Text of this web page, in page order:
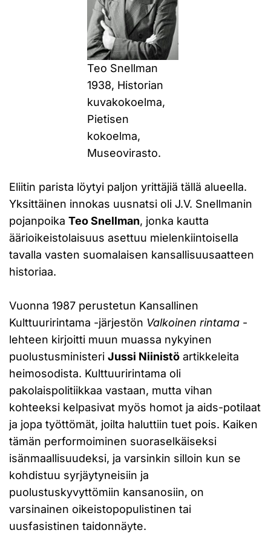
Teo Snellman
1938, Historian
kuvakokoelma,
Pietisen
kokoelma,
Museovirasto.
Eliitin parista löytyi paljon yrittäjiä tällä alueella.
Yksittäinen innokas uusnatsi oli J.V. Snellmanin
pojanpoika Teo Snellman, jonka kautta
äärioikeistolaisuus asettuu mielenkiintoisella
tavalla vasten suomalaisen kansallisuusaatteen
historiaa.
Vuonna 1987 perustetun Kansallinen
Kulttuuririntama -järjestön Valkoinen rintama -
lehteen kirjoitti muun muassa nykyinen
puolustusministeri Jussi Niinistö artikkeleita
heimosodista. Kulttuuririntama oli
pakolaispolitiikkaa vastaan, mutta vihan
kohteeksi kelpasivat myös homot ja aids-potilaat
ja jopa työttömät, joilta haluttiin tuet pois. Kaiken
tämän performoiminen suoraselkäiseksi
isänmaallisuudeksi, ja varsinkin silloin kun se
kohdistuu syrjäytyneisiin ja
puolustuskyvyttömiin kansanosiin, on
varsinainen oikeistopopulistinen tai
uusfasistinen taidonnäyte.